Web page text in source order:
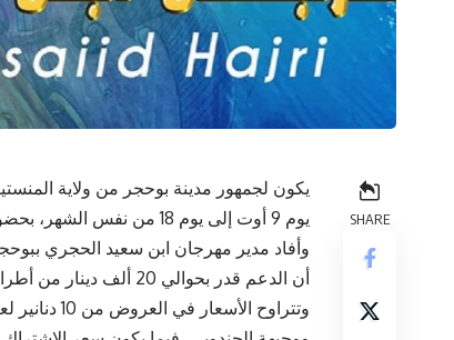
SHARE
يكون لجمهور مدينة بوحجر من ولاية
يوم 9 أوت إلى يوم 18 من نفس الشهر، بحضور الممثلة وجيهة الجندوبي ومغنيي الراب “سانفارا” و”جنجون”.
أن الدعم قدر بحوالي 20 ألف دينار من أطراف عدة كوزارة الثقافة والمندوبية الجهوية للثقافة وبلدية بوحجر.